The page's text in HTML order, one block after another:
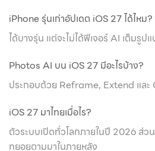
iPhone รุ่นเก่าอัปเดต iOS 27 ได้ไหม?
ได้บางรุ่น แต่จะไม่ได้ฟีเจอร์ AI เต็มรูป
Photos AI บน iOS 27 มีอะไรบ้าง?
ประกอบด้วย Reframe, Extend และ
iOS 27 มาไทยเมื่อไร?
ตัวระบบเปิดทั่วโลกภายในปี 2026 ส่ว
ทยอยตามมาในภายหลัง